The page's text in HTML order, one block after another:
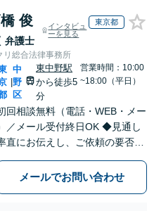
俊
弁護士
インタビュ
ーを見る
東京都
リ総合法律事務所
中
野
区
東中野駅
から徒歩5
分
営業時間：10:00
~18:00（平日）
回相談無料（電話・WEB・メー
／メール受付終日OK ◆見通し
直にお伝えし、ご依頼の要否も
まで弁護士本人が一貫してスピ
ディーに対応いたします。 ◆累計
メールでお問い合わせ